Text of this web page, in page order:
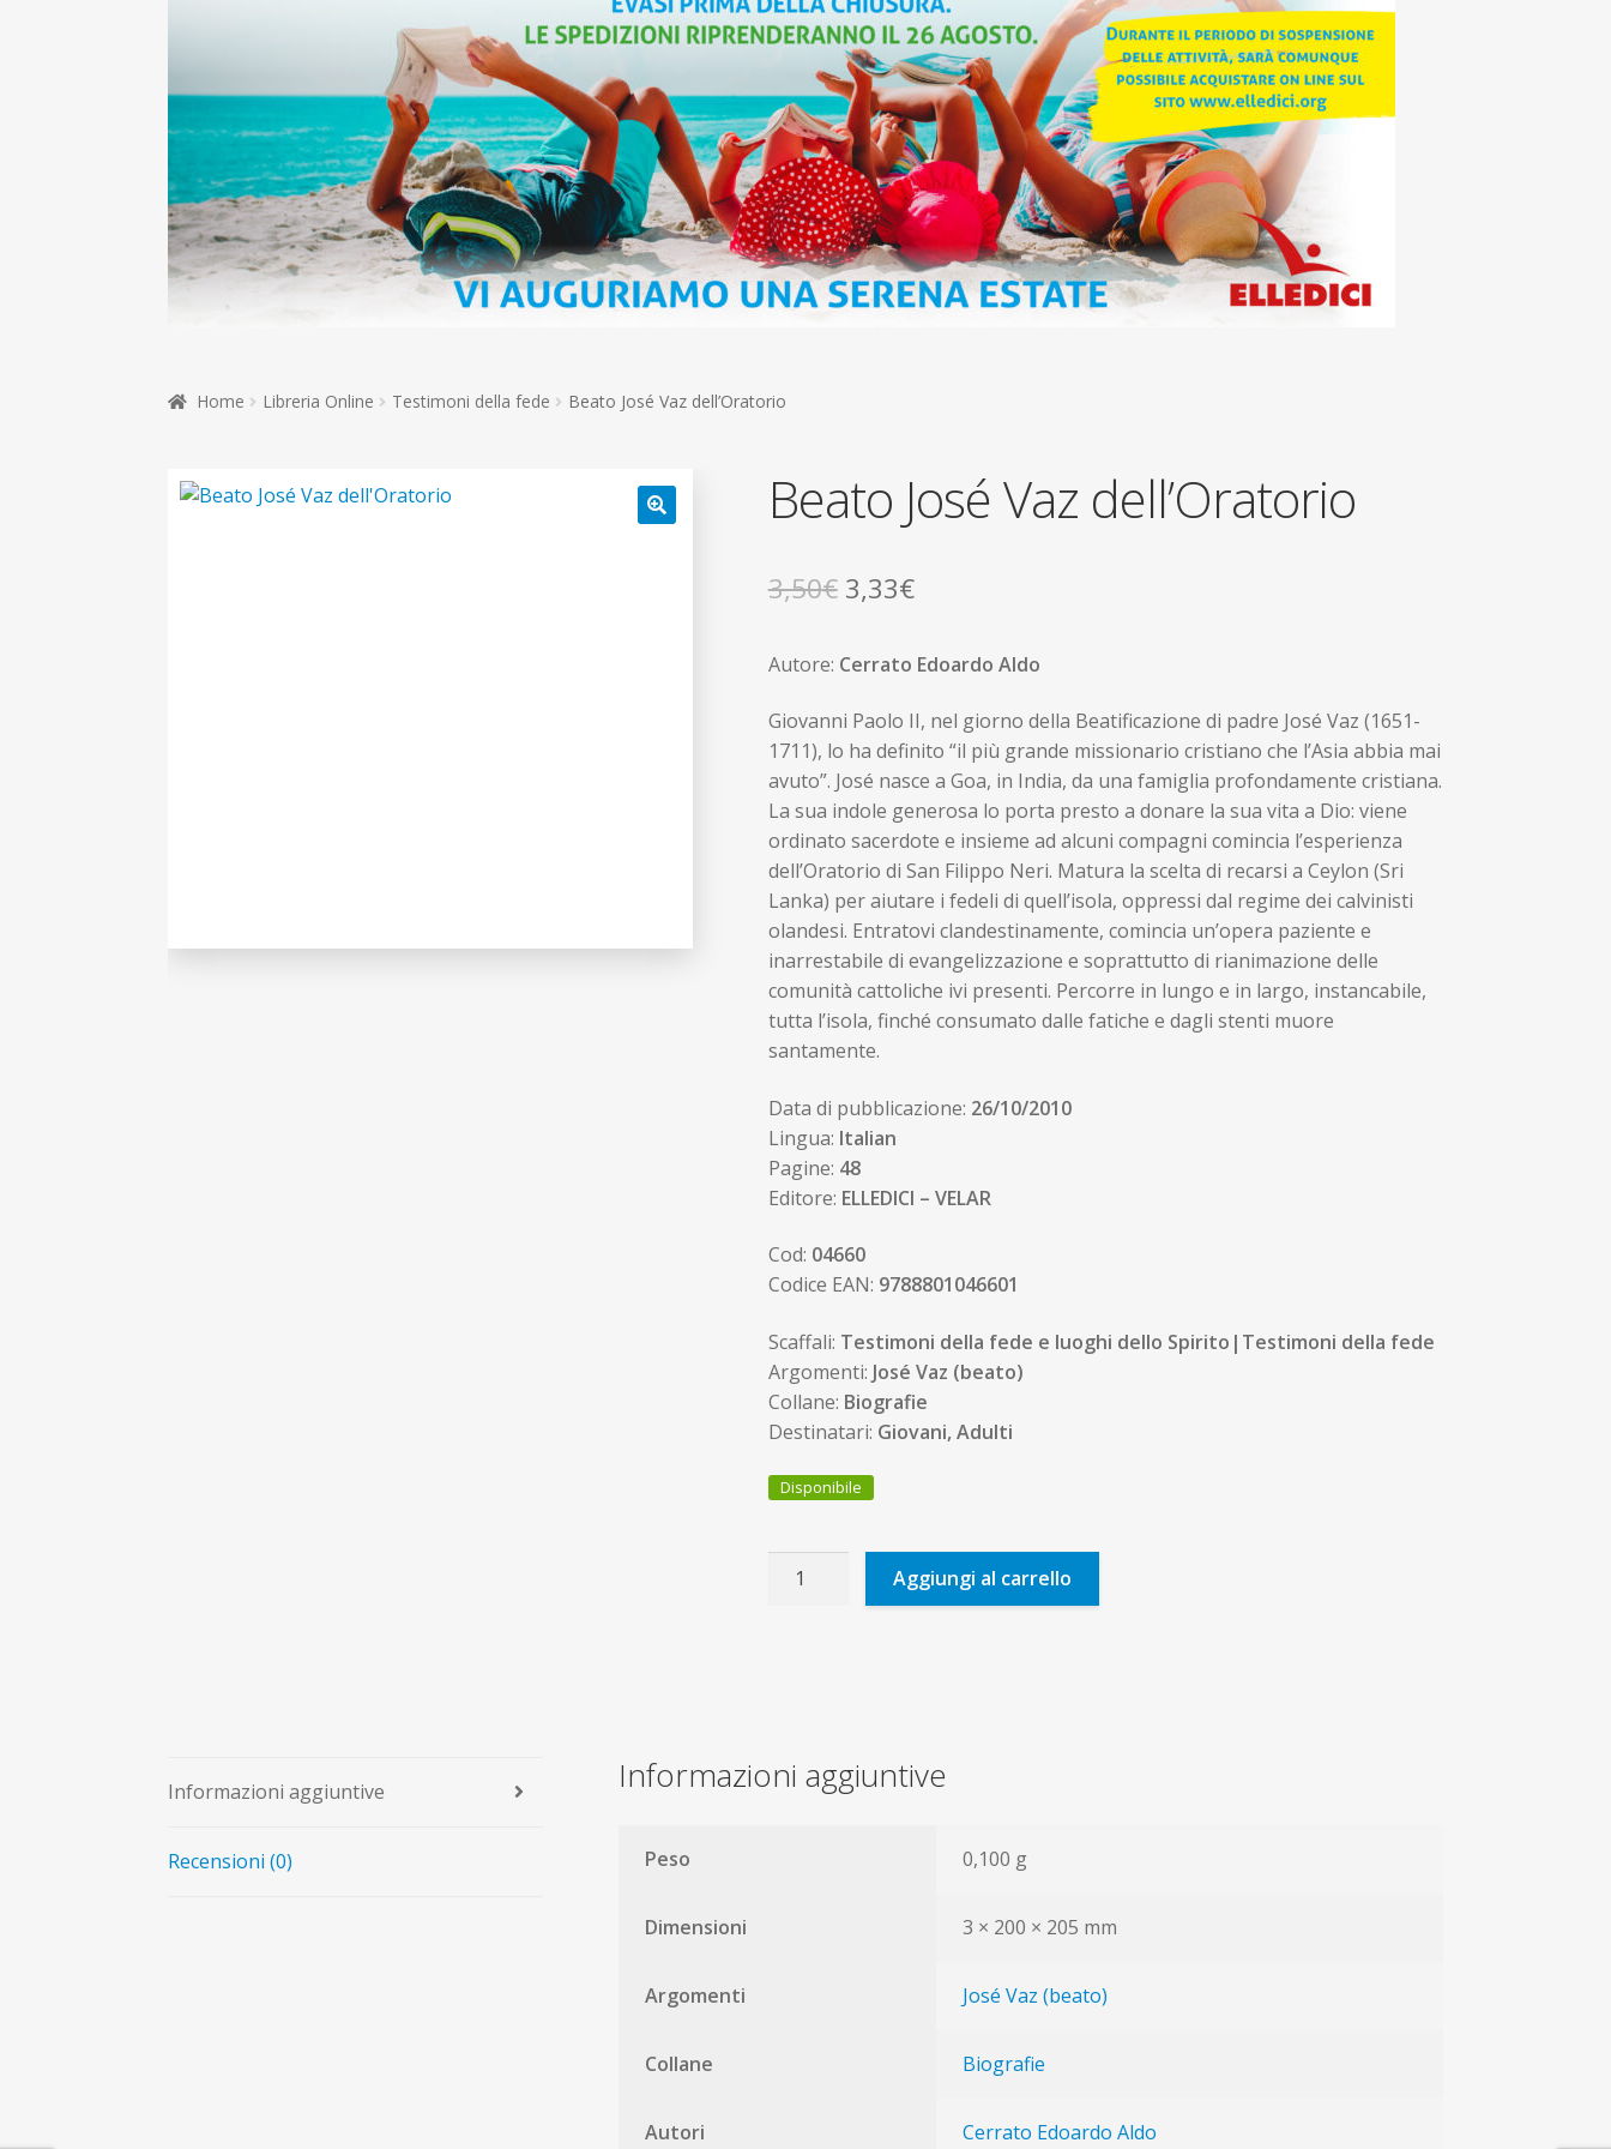
Home Libreria Online Testimoni della fede Beato José Vaz dell’Oratorio
Beato José Vaz dell’Oratorio
3,50€ Il
originale
era:
3,50€.
3,33€Il
attuale
è:
3,33€.
Autore: Cerrato Edoardo Aldo
Giovanni Paolo II, nel giorno della Beatificazione di padre José Vaz (1651-
1711), lo ha definito “il più grande missionario cristiano che l’Asia abbia mai
avuto”. José nasce a Goa, in India, da una famiglia profondamente cristiana.
La sua indole generosa lo porta presto a donare la sua vita a Dio: viene
ordinato sacerdote e insieme ad alcuni compagni comincia l’esperienza
dell’Oratorio di San Filippo Neri. Matura la scelta di recarsi a Ceylon (Sri
Lanka) per aiutare i fedeli di quell’isola, oppressi dal regime dei calvinisti
olandesi. Entratovi clandestinamente, comincia un’opera paziente e
inarrestabile di evangelizzazione e soprattutto di rianimazione delle
comunità cattoliche ivi presenti. Percorre in lungo e in largo, instancabile,
tutta l’isola, finché consumato dalle fatiche e dagli stenti muore
santamente.
Data di pubblicazione: 26/10/2010
Lingua: Italian
Pagine: 48
Editore: ELLEDICI – VELAR
Cod: 04660
Codice EAN: 9788801046601
Scaffali: Testimoni della fede e luoghi dello Spirito|Testimoni della fede
Argomenti: José Vaz (beato)
Collane: Biografie
Destinatari: Giovani, Adulti
Disponibile
Beato
Aggiungi al carrello
Informazioni aggiuntive
Recensioni (0)
Informazioni aggiuntive
Peso 0,100 g
Dimensioni 3 × 200 × 205 mm
Argomenti José Vaz (beato)
Collane Biografie
Autori Cerrato Edoardo Aldo